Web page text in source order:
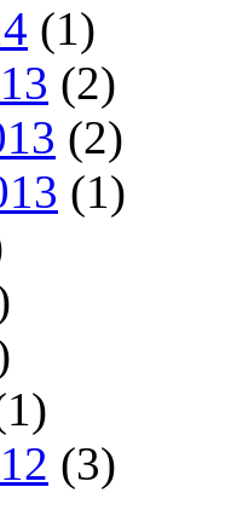
(1)
(2)
(2)
(1)
(3)